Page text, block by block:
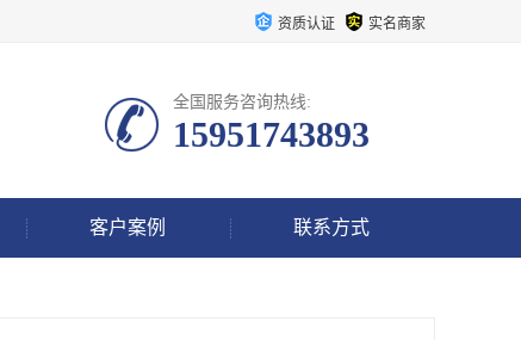
资质认证 实名商家
全国服务咨询热线:
15951743893
客户案例 联系方式